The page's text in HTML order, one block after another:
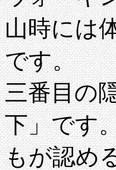
山時には
です。
三番目の
下」です
もが認め